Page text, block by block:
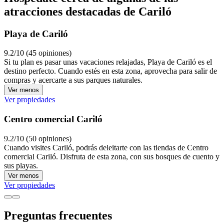
atracciones destacadas de Cariló
Playa de Cariló
9.2/10 (45 opiniones)
Si tu plan es pasar unas vacaciones relajadas, Playa de Cariló es el
destino perfecto. Cuando estés en esta zona, aprovecha para salir de
compras y acercarte a sus parques naturales.
Ver menos
Ver propiedades
Centro comercial Cariló
9.2/10 (50 opiniones)
Cuando visites Cariló, podrás deleitarte con las tiendas de Centro
comercial Cariló. Disfruta de esta zona, con sus bosques de cuento y
sus playas.
Ver menos
Ver propiedades
Preguntas frecuentes